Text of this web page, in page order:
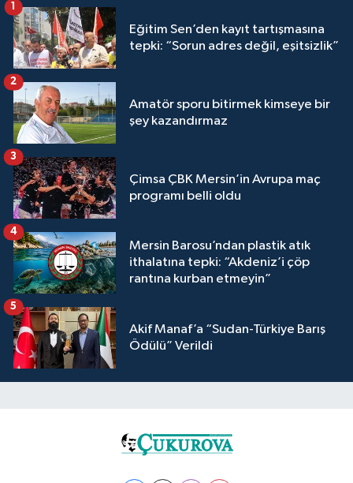
Eğitim Sen’den kayıt tartışmasına
tepki: “Sorun adres değil, eşitsizlik”
1
Amatör sporu bitirmek kimseye bir
şey kazandırmaz
2
Çimsa ÇBK Mersin’in Avrupa maç
programı belli oldu
3
Mersin Barosu’ndan plastik atık
ithalatına tepki: “Akdeniz’i çöp
rantına kurban etmeyin”
4
Akif Manaf’a “Sudan-Türkiye Barış
Ödülü” Verildi
5